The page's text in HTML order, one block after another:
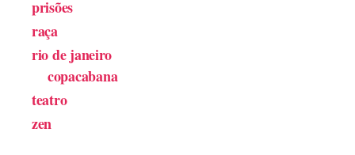
prisões
raça
rio de janeiro
copacabana
teatro
zen